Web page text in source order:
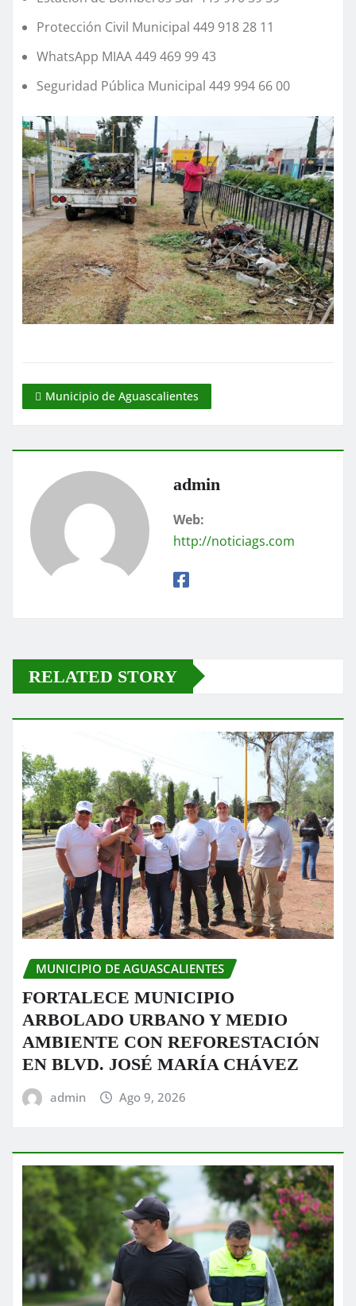
Protección Civil Municipal 449 918 28 11
WhatsApp MIAA 449 469 99 43
Seguridad Pública Municipal 449 994 66 00
Municipio de Aguascalientes
admin
Web:
http://noticiags.com
RELATED STORY
MUNICIPIO DE AGUASCALIENTES
FORTALECE MUNICIPIO
ARBOLADO URBANO Y MEDIO
AMBIENTE CON REFORESTACIÓN
EN BLVD. JOSÉ MARÍA CHÁVEZ
admin Ago 9, 2026